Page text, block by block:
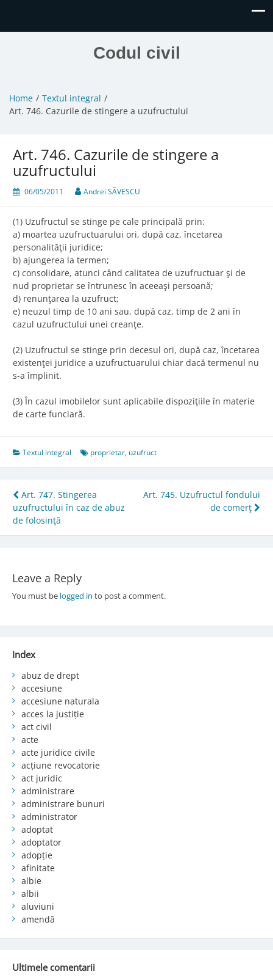
Codul civil
Home
Textul integral
Art. 746. Cazurile de stingere a uzufructului
Art. 746. Cazurile de stingere a
uzufructului
06/05/2011 Andrei SĂVESCU
(1) Uzufructul se stinge pe cale principală prin:
a) moartea uzufructuarului ori, după caz, încetarea
personalităţii juridice;
b) ajungerea la termen;
c) consolidare, atunci când calitatea de uzufructuar şi de
nud proprietar se întrunesc în aceeaşi persoană;
d) renunţarea la uzufruct;
e) neuzul timp de 10 ani sau, după caz, timp de 2 ani în
cazul uzufructului unei creanţe.
(2) Uzufructul se stinge prin decesul ori, după caz, încetarea
existenţei juridice a uzufructuarului chiar dacă termenul nu
s-a împlinit.
(3) În cazul imobilelor sunt aplicabile dispoziţiile în materie
de carte funciară.
Textul integral proprietar, uzufruct
Post
navigation
Art. 747. Stingerea
uzufructului în caz de abuz
de folosinţă
Art. 745. Uzufructul fondului
de comerţ
Leave a Reply
You must be logged in to post a comment.
Index
abuz de drept
accesiune
accesiune naturala
acces la justiție
act civil
acte
acte juridice civile
acțiune revocatorie
act juridic
administrare
administrare bunuri
administrator
adoptat
adoptator
adopție
afinitate
albie
albii
aluviuni
amendă
Ultimele comentarii